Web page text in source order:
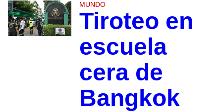
MUNDO
Tiroteo en
escuela
cera de
Bangkok